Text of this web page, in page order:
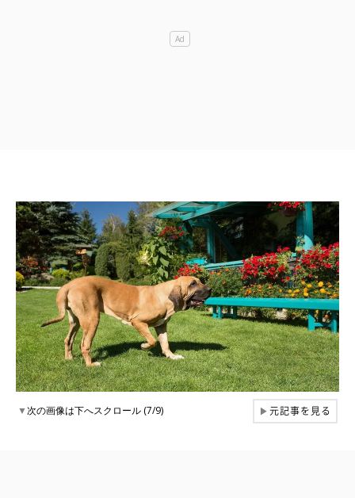
▼次の画像は下へスクロール (7/9) ▶元記事を見る